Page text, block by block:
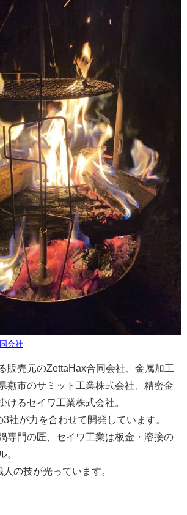
会社
販売元のZettaHax合同会社、金属加工
燕市のサミット工業株式会社、精密金
けるセイワ工業株式会社。
社が力を合わせて開発しています。
専門の匠、セイワ工業は板金・溶接の
。
の技が光っています。